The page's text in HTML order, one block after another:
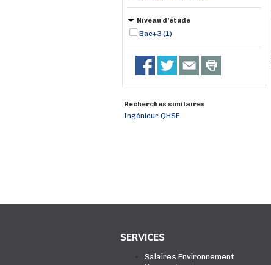
Niveau d'étude
Bac+3 (1)
Recherches similaires
Ingénieur QHSE
SERVICES
Salaires Environnement